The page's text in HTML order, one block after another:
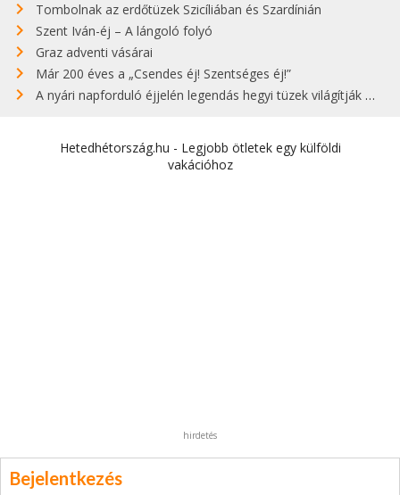
Tombolnak az erdőtüzek Szicíliában és Szardínián
Szent Iván-éj – A lángoló folyó
Graz adventi vásárai
Már 200 éves a „Csendes éj! Szentséges éj!”
A nyári napforduló éjjelén legendás hegyi tüzek világítják meg Zugspitzét
Hetedhétország.hu - Legjobb ötletek egy külföldi
vakációhoz
hirdetés
Bejelentkezés